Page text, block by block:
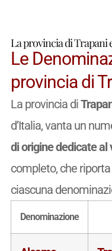
La provincia di Trapani
Le
provincia di
La provincia di
d’Italia, vanta un
di origine dedicate al
completo, che
ciascuna
Denominazione